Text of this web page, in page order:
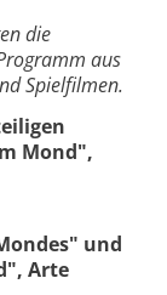
die
aus
Spielfilmen.
Mond",
" und
Arte